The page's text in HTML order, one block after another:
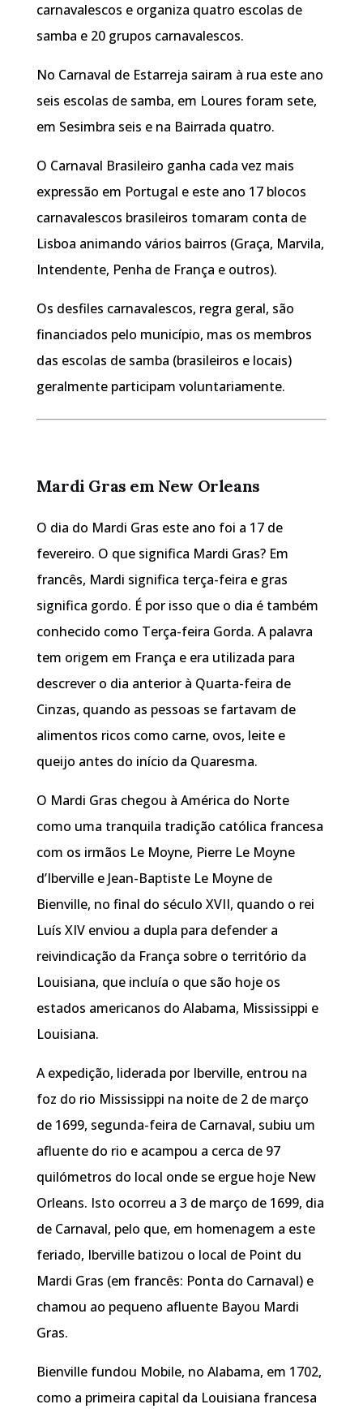
carnavalescos e organiza quatro escolas de
samba e 20 grupos carnavalescos.
No Carnaval de Estarreja sairam à rua este ano
seis escolas de samba, em Loures foram sete,
em Sesimbra seis e na Bairrada quatro.
O Carnaval Brasileiro ganha cada vez mais
expressão em Portugal e este ano 17 blocos
carnavalescos brasileiros tomaram conta de
Lisboa animando vários bairros (Graça, Marvila,
Intendente, Penha de França e outros).
Os desfiles carnavalescos, regra geral, são
financiados pelo município, mas os membros
das escolas de samba (brasileiros e locais)
geralmente participam voluntariamente.
Mardi Gras em New Orleans
O dia do Mardi Gras este ano foi a 17 de
fevereiro. O que significa Mardi Gras? Em
francês, Mardi significa terça-feira e gras
significa gordo. É por isso que o dia é também
conhecido como Terça-feira Gorda. A palavra
tem origem em França e era utilizada para
descrever o dia anterior à Quarta-feira de
Cinzas, quando as pessoas se fartavam de
alimentos ricos como carne, ovos, leite e
queijo antes do início da Quaresma.
O Mardi Gras chegou à América do Norte
como uma tranquila tradição católica francesa
com os irmãos Le Moyne, Pierre Le Moyne
d’Iberville e Jean-Baptiste Le Moyne de
Bienville, no final do século XVII, quando o rei
Luís XIV enviou a dupla para defender a
reivindicação da França sobre o território da
Louisiana, que incluía o que são hoje os
estados americanos do Alabama, Mississippi e
Louisiana.
A expedição, liderada por Iberville, entrou na
foz do rio Mississippi na noite de 2 de março
de 1699, segunda-feira de Carnaval, subiu um
afluente do rio e acampou a cerca de 97
quilómetros do local onde se ergue hoje New
Orleans. Isto ocorreu a 3 de março de 1699, dia
de Carnaval, pelo que, em homenagem a este
feriado, Iberville batizou o local de Point du
Mardi Gras (em francês: Ponta do Carnaval) e
chamou ao pequeno afluente Bayou Mardi
Gras.
Bienville fundou Mobile, no Alabama, em 1702,
como a primeira capital da Louisiana francesa